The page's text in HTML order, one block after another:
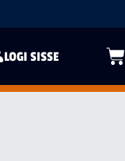
LOGI SISSE